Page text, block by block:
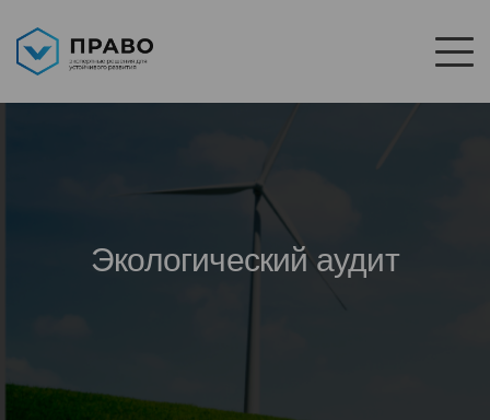
Экологический аудит